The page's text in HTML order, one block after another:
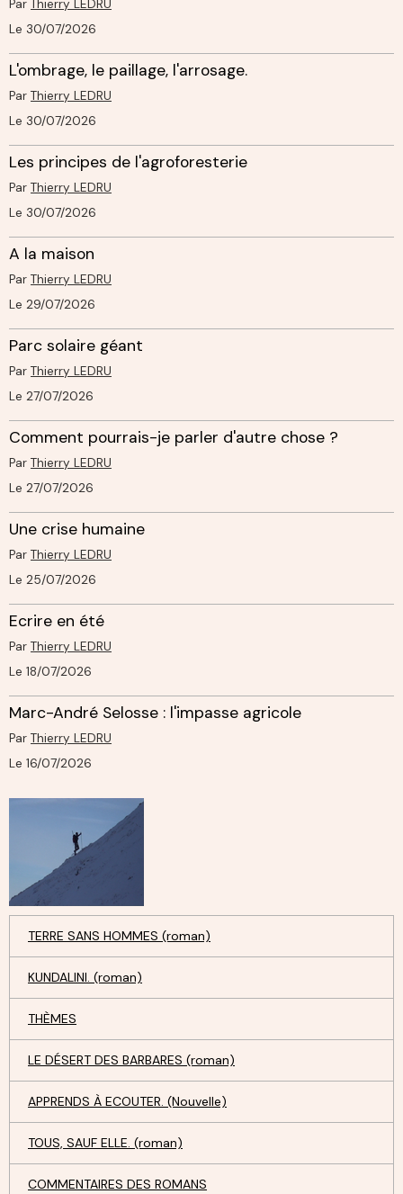
Par Thierry LEDRU
Le 30/07/2026
L'ombrage, le paillage, l'arrosage.
Par Thierry LEDRU
Le 30/07/2026
Les principes de l'agroforesterie
Par Thierry LEDRU
Le 30/07/2026
A la maison
Par Thierry LEDRU
Le 29/07/2026
Parc solaire géant
Par Thierry LEDRU
Le 27/07/2026
Comment pourrais-je parler d'autre chose ?
Par Thierry LEDRU
Le 27/07/2026
Une crise humaine
Par Thierry LEDRU
Le 25/07/2026
Ecrire en été
Par Thierry LEDRU
Le 18/07/2026
Marc-André Selosse : l'impasse agricole
Par Thierry LEDRU
Le 16/07/2026
TERRE SANS HOMMES (roman)
KUNDALINI. (roman)
THÈMES
LE DÉSERT DES BARBARES (roman)
APPRENDS À ECOUTER. (Nouvelle)
TOUS, SAUF ELLE. (roman)
COMMENTAIRES DES ROMANS